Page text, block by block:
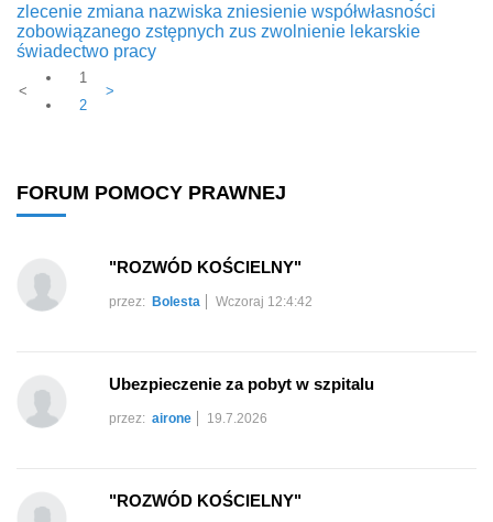
zlecenie zmiana nazwiska zniesienie współwłasności
zobowiązanego zstępnych zus zwolnienie lekarskie
świadectwo pracy
<
1
2
>
FORUM POMOCY PRAWNEJ
"ROZWÓD KOŚCIELNY"
przez: Bolesta Wczoraj 12:4:42
Ubezpieczenie za pobyt w szpitalu
przez: airone 19.7.2026
"ROZWÓD KOŚCIELNY"